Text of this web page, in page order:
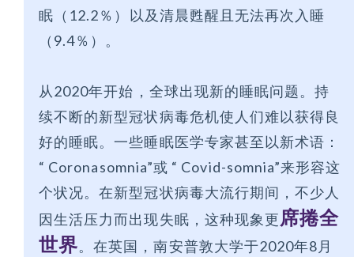
眠（12.2％）以及清晨甦醒且无法再次入睡
（9.4％）。
从2020年开始，全球出现新的睡眠问题。持
续不断的新型冠状病毒危机使人们难以获得良
好的睡眠。一些睡眠医学专家甚至以新术语：
“ Coronasomnia”或 “ Covid-somnia”来形容这
个状况。在新型冠状病毒大流行期间，不少人
因生活压力而出现失眠，这种现象更席捲全
世界。在英国，南安普敦大学于2020年8月